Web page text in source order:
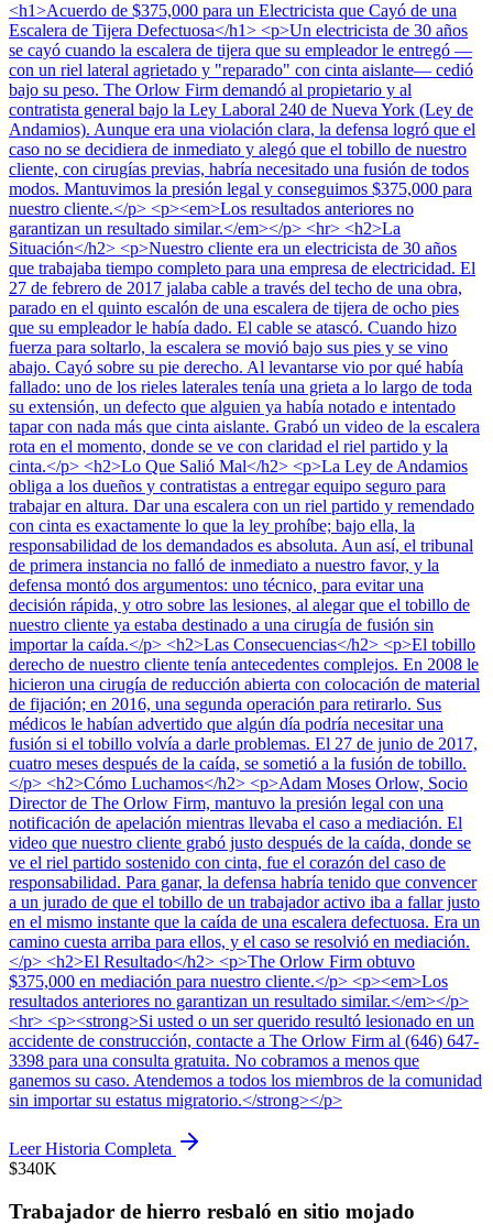
<h1>Acuerdo de $375,000 para un Electricista que Cayó de una
Escalera de Tijera Defectuosa</h1> <p>Un electricista de 30 años
se cayó cuando la escalera de tijera que su empleador le entregó —
con un riel lateral agrietado y "reparado" con cinta aislante— cedió
bajo su peso. The Orlow Firm demandó al propietario y al
contratista general bajo la Ley Laboral 240 de Nueva York (Ley de
Andamios). Aunque era una violación clara, la defensa logró que el
caso no se decidiera de inmediato y alegó que el tobillo de nuestro
cliente, con cirugías previas, habría necesitado una fusión de todos
modos. Mantuvimos la presión legal y conseguimos $375,000 para
nuestro cliente.</p> <p><em>Los resultados anteriores no
garantizan un resultado similar.</em></p> <hr> <h2>La
Situación</h2> <p>Nuestro cliente era un electricista de 30 años
que trabajaba tiempo completo para una empresa de electricidad. El
27 de febrero de 2017 jalaba cable a través del techo de una obra,
parado en el quinto escalón de una escalera de tijera de ocho pies
que su empleador le había dado. El cable se atascó. Cuando hizo
fuerza para soltarlo, la escalera se movió bajo sus pies y se vino
abajo. Cayó sobre su pie derecho. Al levantarse vio por qué había
fallado: uno de los rieles laterales tenía una grieta a lo largo de toda
su extensión, un defecto que alguien ya había notado e intentado
tapar con nada más que cinta aislante. Grabó un video de la escalera
rota en el momento, donde se ve con claridad el riel partido y la
cinta.</p> <h2>Lo Que Salió Mal</h2> <p>La Ley de Andamios
obliga a los dueños y contratistas a entregar equipo seguro para
trabajar en altura. Dar una escalera con un riel partido y remendado
con cinta es exactamente lo que la ley prohíbe; bajo ella, la
responsabilidad de los demandados es absoluta. Aun así, el tribunal
de primera instancia no falló de inmediato a nuestro favor, y la
defensa montó dos argumentos: uno técnico, para evitar una
decisión rápida, y otro sobre las lesiones, al alegar que el tobillo de
nuestro cliente ya estaba destinado a una cirugía de fusión sin
importar la caída.</p> <h2>Las Consecuencias</h2> <p>El tobillo
derecho de nuestro cliente tenía antecedentes complejos. En 2008 le
hicieron una cirugía de reducción abierta con colocación de material
de fijación; en 2016, una segunda operación para retirarlo. Sus
médicos le habían advertido que algún día podría necesitar una
fusión si el tobillo volvía a darle problemas. El 27 de junio de 2017,
cuatro meses después de la caída, se sometió a la fusión de tobillo.
</p> <h2>Cómo Luchamos</h2> <p>Adam Moses Orlow, Socio
Director de The Orlow Firm, mantuvo la presión legal con una
notificación de apelación mientras llevaba el caso a mediación. El
video que nuestro cliente grabó justo después de la caída, donde se
ve el riel partido sostenido con cinta, fue el corazón del caso de
responsabilidad. Para ganar, la defensa habría tenido que convencer
a un jurado de que el tobillo de un trabajador activo iba a fallar justo
en el mismo instante que la caída de una escalera defectuosa. Era un
camino cuesta arriba para ellos, y el caso se resolvió en mediación.
</p> <h2>El Resultado</h2> <p>The Orlow Firm obtuvo
$375,000 en mediación para nuestro cliente.</p> <p><em>Los
resultados anteriores no garantizan un resultado similar.</em></p>
<hr> <p><strong>Si usted o un ser querido resultó lesionado en un
accidente de construcción, contacte a The Orlow Firm al (646) 647-
3398 para una consulta gratuita. No cobramos a menos que
ganemos su caso. Atendemos a todos los miembros de la comunidad
sin importar su estatus migratorio.</strong></p>
Leer Historia Completa
$340K
Trabajador de hierro resbaló en sitio mojado